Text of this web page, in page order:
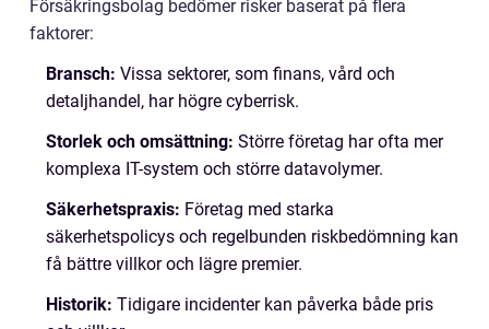
Försäkringsbolag bedömer risker baserat på flera
faktorer:
Bransch: Vissa sektorer, som finans, vård och
detaljhandel, har högre cyberrisk.
Storlek och omsättning: Större företag har ofta mer
komplexa IT-system och större datavolymer.
Säkerhetspraxis: Företag med starka
säkerhetspolicys och regelbunden riskbedömning kan
få bättre villkor och lägre premier.
Historik: Tidigare incidenter kan påverka både pris